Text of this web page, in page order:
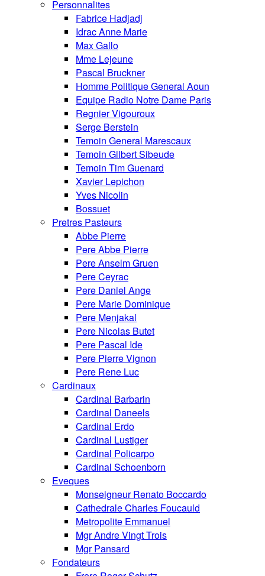
Personnalites
Fabrice Hadjadj
Idrac Anne Marie
Max Gallo
Mme Lejeune
Pascal Bruckner
Homme Politique General Aoun
Equipe Radio Notre Dame Paris
Regnier Vigouroux
Serge Berstein
Temoin General Marescaux
Temoin Gilbert Sibeude
Temoin Tim Guenard
Xavier Lepichon
Yves Nicolin
Bossuet
Pretres Pasteurs
Abbe Pierre
Pere Abbe Pierre
Pere Anselm Gruen
Pere Ceyrac
Pere Daniel Ange
Pere Marie Dominique
Pere Menjakal
Pere Nicolas Butet
Pere Pascal Ide
Pere Pierre Vignon
Pere Rene Luc
Cardinaux
Cardinal Barbarin
Cardinal Daneels
Cardinal Erdo
Cardinal Lustiger
Cardinal Policarpo
Cardinal Schoenborn
Eveques
Monseigneur Renato Boccardo
Cathedrale Charles Foucauld
Metropolite Emmanuel
Mgr Andre Vingt Trois
Mgr Pansard
Fondateurs